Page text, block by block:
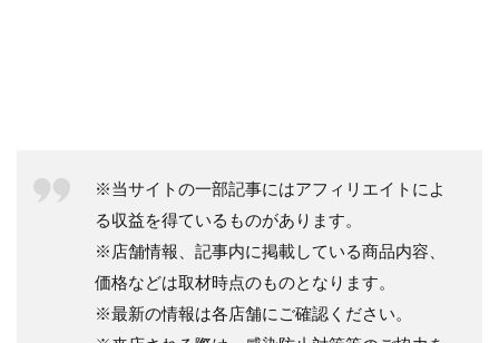
※当サイトの一部記事にはアフィリエイトによ
る収益を得ているものがあります。
※店舗情報、記事内に掲載している商品内容、
価格などは取材時点のものとなります。
※最新の情報は各店舗にご確認ください。